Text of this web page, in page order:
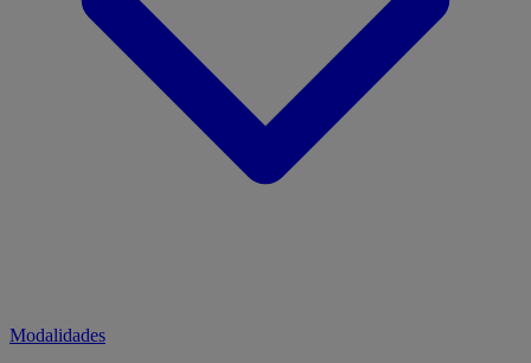
Modalidades